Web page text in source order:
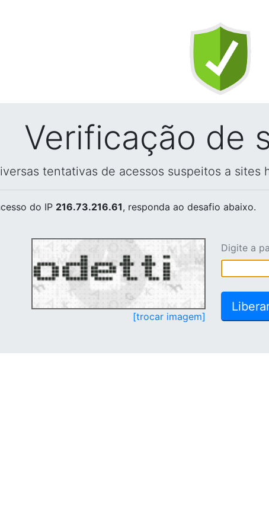
Verificação de
tentativas de acessos suspeitos a sites
do IP 216.73.216.61, responda ao desafio abaixo.
[trocar imagem]
Digite a